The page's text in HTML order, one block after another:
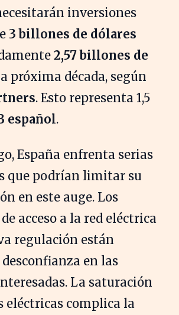
inversiones
3 billones de dólares
2,57 billones de
próxima década, según
. Esto representa 1,5
español.
España enfrenta serias
que podrían limitar su
en este auge. Los
acceso a la red eléctrica
regulación están
en las
La saturación
eléctricas complica la